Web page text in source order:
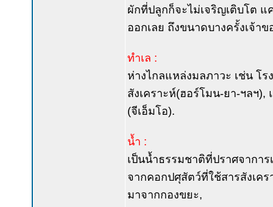
ผักที่ปลูกก็จะไม่เจริญเติบโต
ออกเลย ถึงขนาดบางครั้งเจ้า
ทำเล :
ห่างไกลแหล่งมลภาวะ เช่น โ
สังเคราะห์(ฮอร์โมน-ยา-ฯลฯ
(จีเอ็มโอ).
น้ำ :
เป็นน้ำธรรมชาติที่ปราศจากา
จากคอกปศุสัตว์ที่ใช้สารสังเค
มาจากกองขยะ,